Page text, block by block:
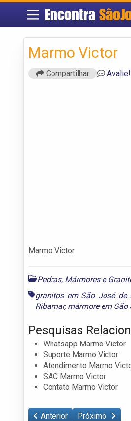
Encontra
Marmo Victor
Compartilhar Avalie!
Marmo Victor
Pedras, Mármores e
granitos em São José de
Ribamar, mármore em São
Pesquisas
Whatsapp Marmo Victor
Suporte Marmo Victor
Atendimento Marmo
SAC Marmo Victor
Contato Marmo Victor
Anterior Próximo